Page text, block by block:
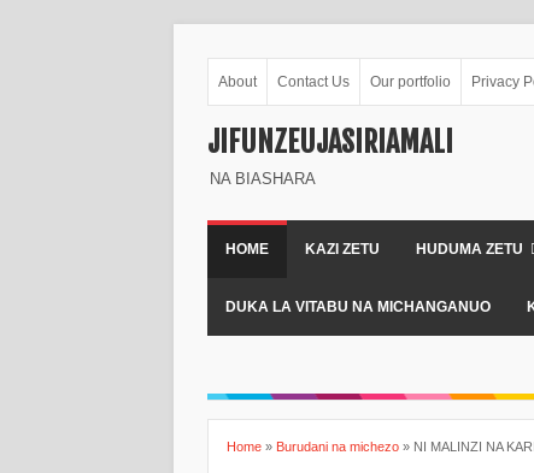
About Contact Us Our portfolio Privacy
JIFUNZEUJASIRIAMALI
NA BIASHARA
HOME KAZI ZETU HUDUMA ZETU
DUKA LA VITABU NA MICHANGANUO
Home » Burudani na michezo » NI MALINZI NA